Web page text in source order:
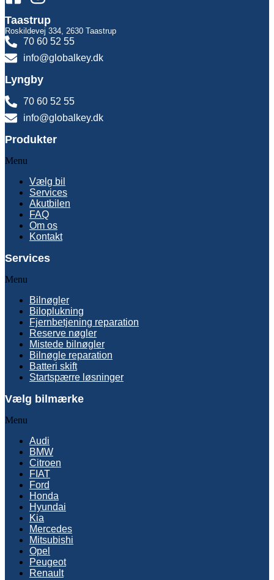
Taastrup
Roskildevej 334, 2630 Taastrup
70 60 52 55
info@globalkey.dk
Lyngby
70 60 52 55
info@globalkey.dk
Produkter
Menu
Vælg bil
Services
Akutbilen
FAQ
Om os
Kontakt
Services
Menu
Bilnøgler
Biloplukning
Fjernbetjening reparation
Reserve nøgler
Mistede bilnøgler
Bilnøgle reparation
Batteri skift
Startspærre løsninger
Vælg bilmærke
Menu
Audi
BMW
Citroen
FIAT
Ford
Honda
Hyundai
Kia
Mercedes
Mitsubishi
Opel
Peugeot
Renault